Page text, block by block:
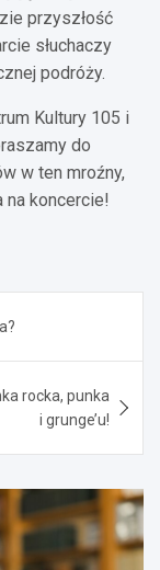
przyszłość
słuchaczy
podróży.
Kultury 105 i
do
w ten mroźny,
na koncercie!
rocka, punka
i grunge’u!